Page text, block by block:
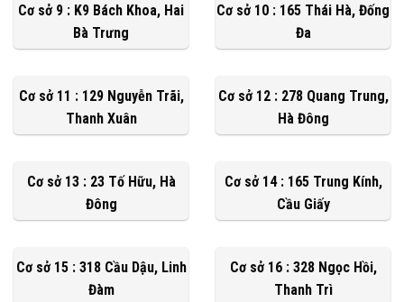
Cơ sở 9 : K9 Bách Khoa, Hai
Bà Trưng
Cơ sở 10 : 165 Thái Hà, Đống
Đa
Cơ sở 11 : 129 Nguyễn Trãi,
Thanh Xuân
Cơ sở 12 : 278 Quang Trung,
Hà Đông
Cơ sở 13 : 23 Tố Hữu, Hà
Đông
Cơ sở 14 : 165 Trung Kính,
Cầu Giấy
Cơ sở 15 : 318 Cầu Dậu, Linh
Đàm
Cơ sở 16 : 328 Ngọc Hồi,
Thanh Trì